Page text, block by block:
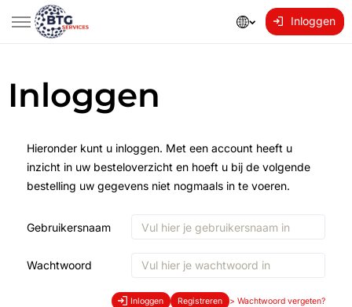
Inloggen
Inloggen
Hieronder kunt u inloggen. Met een account heeft u
inzicht in uw besteloverzicht en hoeft u bij de volgende
bestelling uw gegevens niet nogmaals in te voeren.
Gebruikersnaam
Wachtwoord
Inloggen Registreren > Wachtwoord vergeten?